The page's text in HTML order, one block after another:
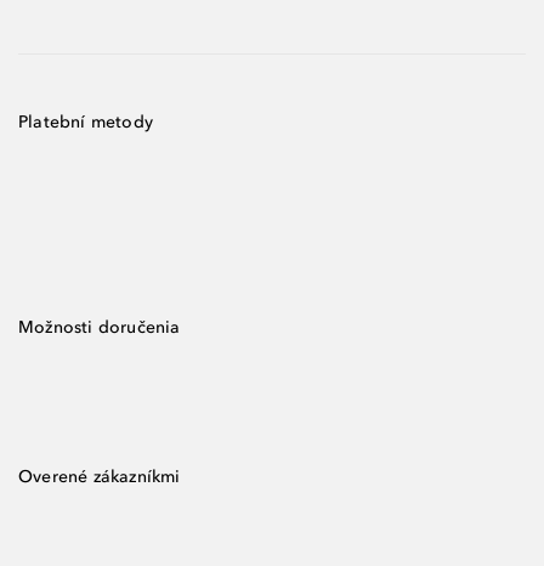
Platební metody
Možnosti doručenia
Overené zákazníkmi